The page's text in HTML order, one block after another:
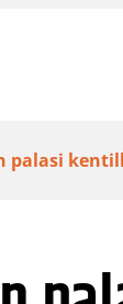
palasi